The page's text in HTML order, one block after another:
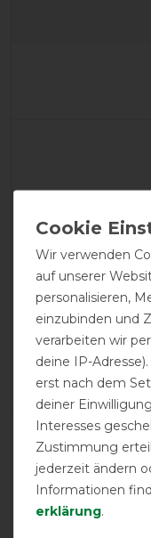
Positive
Neutral
28.06.2025
Unsere Pferde,
sie mögen alle
Wir verwenden
auf unserer
personalisieren,
einzubinden und
verarbeiten wir
deine IP-
erst nach dem
deiner
Interesses
Zustimmung
jederzeit ändern
Informationen
erklärung.